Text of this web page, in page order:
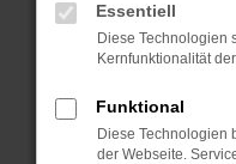
Vorhang auf für
Vorführwagen.
geeigneter
Reihe
Essentiell
Diese Technologien
Kernfunktionalität
Funktional
Diese Technologien
der Webseite.